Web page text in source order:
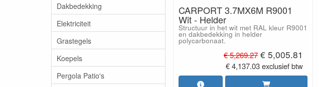
Dakbedekking
Elektriciteit
Grastegels
Koepels
Pergola Patio's
CARPORT 3.7MX6M R9001
Wit - Helder
Structuur in het wit met RAL kleur R9001
en dakbedekking in helder
polycarbonaat.
€ 5,269.27 € 5,005.81
€ 4,137.03 exclusief btw